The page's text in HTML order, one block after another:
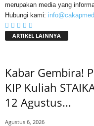
merupakan media yang
Hubungi kami:
ARTIKEL LAINNYA
Kabar Gembira!
KIP Kuliah
12 Agustus...
Agustus 6, 2026